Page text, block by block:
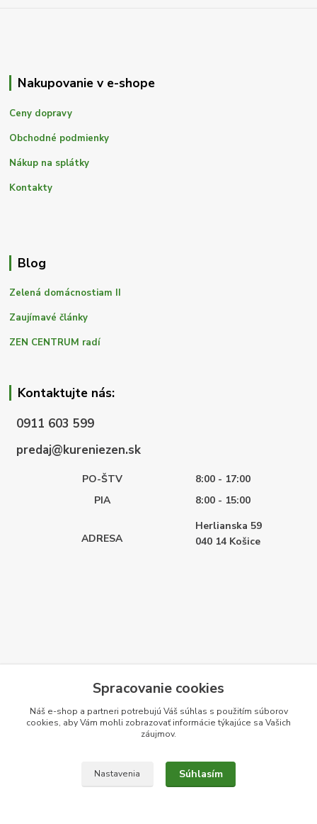
Nakupovanie v e-shope
Ceny dopravy
Obchodné podmienky
Nákup na splátky
Kontakty
Blog
Zelená domácnostiam II
Zaujímavé články
ZEN CENTRUM radí
Kontaktujte nás:
0911 603 599
predaj@kureniezen.sk
PO-ŠTV
8:00 - 17:00
PIA
8:00 - 15:00
ADRESA
Herlianska 59
040 14 Košice
Spracovanie cookies
Náš e-shop a partneri potrebujú Váš súhlas s použitím súborov
cookies, aby Vám mohli zobrazovať informácie týkajúce sa Vašich
záujmov.
Nastavenia Súhlasím